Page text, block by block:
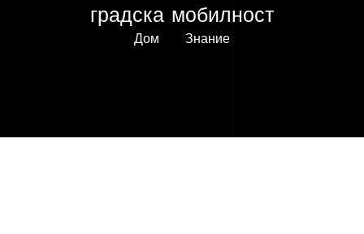
градска мобилност
Дом Знание